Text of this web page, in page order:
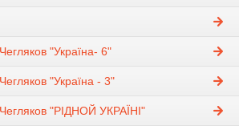
"Україна- 6"
"Україна - 3"
"РІДНОЙ УКРАЇНІ"